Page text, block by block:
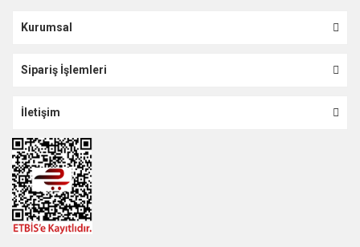
Kurumsal
Sipariş İşlemleri
İletişim